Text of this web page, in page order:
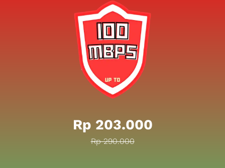
Rp 203.000
Rp 290.000